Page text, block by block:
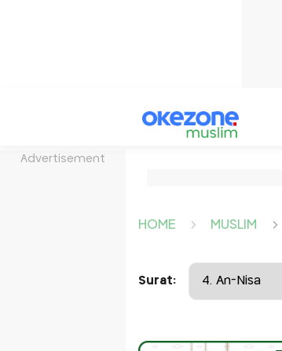
Advertisement
HOME MUSLIM
Surat: